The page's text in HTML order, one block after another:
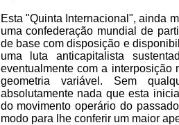
Esta "Quinta Internacional", ainda
uma confederação mundial de
de base com disposição e
uma luta anticapitalista
eventualmente com a
geometria variável. Sem
absolutamente nada que esta
do movimento operário do
modo para lhe conferir um maior